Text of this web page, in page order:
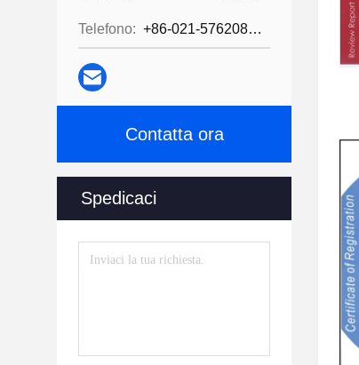
Telefono: +86-021-57620800
Contatta ora
Spedicaci